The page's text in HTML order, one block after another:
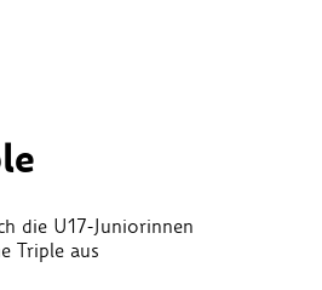
die U17-Juniorinnen
Triple aus